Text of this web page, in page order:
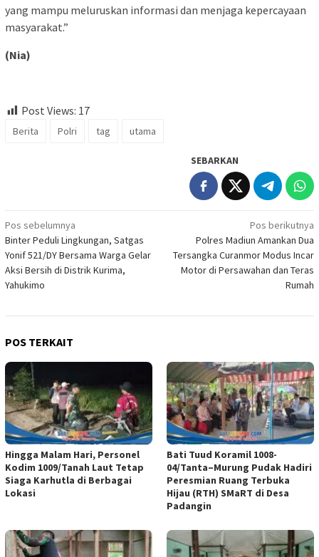
yang mampu meluruskan informasi dan menjaga kepercayaan
masyarakat.”
(Nia)
Post Views: 17
Berita Polri tag utama
SEBARKAN
Navigasi
pos
Pos sebelumnya
Binter Peduli Lingkungan, Satgas
Yonif 521/DY Bersama Warga Gelar
Aksi Bersih di Distrik Kurima,
Yahukimo
Pos berikutnya
Polres Madiun Amankan Dua
Tersangka Curanmor Modus Incar
Motor di Persawahan dan Teras
Rumah
POS TERKAIT
Hingga Malam Hari, Personel
Kodim 1009/Tanah Laut Tetap
Siaga Karhutla di Berbagai
Lokasi
Bati Tuud Koramil 1008-
04/Tanta–Murung Pudak Hadiri
Peresmian Ruang Terbuka
Hijau (RTH) SMaRT di Desa
Padangin